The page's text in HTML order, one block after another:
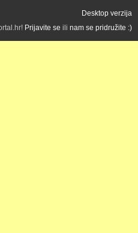
Desktop verzija
Prijavite se ili nam se pridružite :)